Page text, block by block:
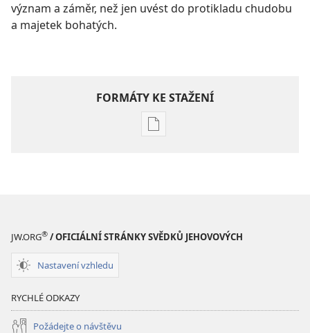
význam a záměr, než jen uvést do protikladu chudobu
a majetek bohatých.
FORMÁTY KE STAŽENÍ
Formáty
Písma
JW.ORG® / OFICIÁLNÍ STRÁNKY SVĚDKŮ JEHOVOVÝCH
Nastavení vzhledu
RYCHLÉ ODKAZY
Požádejte o návštěvu